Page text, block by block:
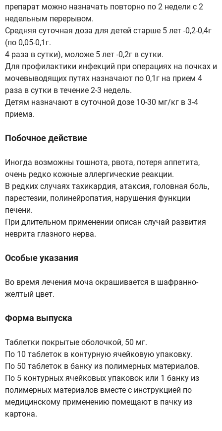
препарат можно назначать повторно по 2 недели с 2
недельным перерывом.
Средняя суточная доза для детей старше 5 лет -0,2-0,4г
(по 0,05-0,1г.
4 раза в сутки), моложе 5 лет -0,2г в сутки.
Для профилактики инфекций при операциях на почках и
мочевыводящих путях назначают по 0,1г на прием 4
раза в сутки в течение 2-3 недель.
Детям назначают в суточной дозе 10-30 мг/кг в 3-4
приема.
Побочное действие
Иногда возможны тошнота, рвота, потеря аппетита,
очень редко кожные аллергические реакции.
В редких случаях тахикардия, атаксия, головная боль,
парестезии, полинейропатия, нарушения функции
печени.
При длительном применении описан случай развития
неврита глазного нерва.
Особые указания
Во время лечения моча окрашивается в шафранно-
желтый цвет.
Форма выпуска
Таблетки покрытые оболочкой, 50 мг.
По 10 таблеток в контурную ячейковую упаковку.
По 50 таблеток в банку из полимерных материалов.
По 5 контурных ячейковых упаковок или 1 банку из
полимерных материалов вместе с инструкцией по
медицинскому применению помещают в пачку из
картона.